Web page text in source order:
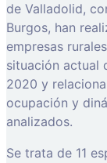
de Valladolid,
Burgos, han
empresas
situación actual
2020 y
ocupación y
analizados.
Se trata de 11